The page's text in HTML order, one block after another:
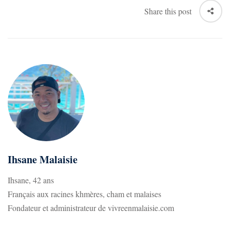
Share this post
Ihsane Malaisie
Ihsane, 42 ans
Français aux racines khmères, cham et malaises
Fondateur et administrateur de vivreenmalaisie.com